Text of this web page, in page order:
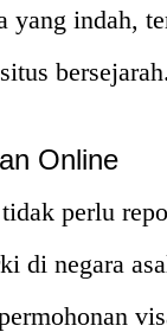
yang indah,
bersejarah.
Online
perlu
di negara